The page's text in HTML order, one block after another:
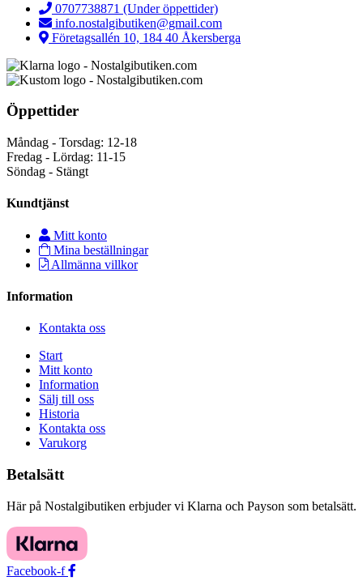
0707738871 (Under öppettider)
info.nostalgibutiken@gmail.com
Företagsallén 10, 184 40 Åkersberga
Öppettider
Måndag - Torsdag: 12-18
Fredag - Lördag: 11-15
Söndag - Stängt
Kundtjänst
Mitt konto
Mina beställningar
Allmänna villkor
Information
Kontakta oss
Start
Mitt konto
Information
Sälj till oss
Historia
Kontakta oss
Varukorg
Betalsätt
Här på Nostalgibutiken erbjuder vi Klarna och Payson som betalsätt.
Facebook-f